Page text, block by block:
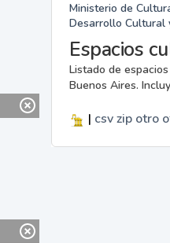
Ministerio de
Desarrollo Cultural
Espacios
Listado de
Buenos Aires.
| csvzip otro